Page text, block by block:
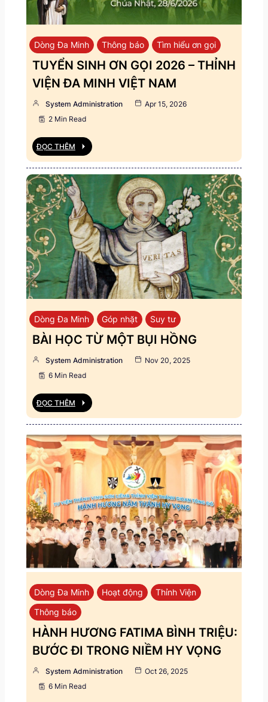
Dòng Đa Minh Thông báo Tìm hiểu ơn gọi
TUYỂN SINH ƠN GỌI 2026 – THỈNH
VIỆN ĐA MINH VIỆT NAM
System Administration
Apr 15, 2026
2 Min Read
ĐỌC THÊM
Dòng Đa Minh Góp nhặt Suy tư
BÀI HỌC TỪ MỘT BỤI HỒNG
System Administration
Nov 20, 2025
6 Min Read
ĐỌC THÊM
Dòng Đa Minh Hoạt động
Thỉnh Viện
Thông báo
HÀNH HƯƠNG FATIMA BÌNH TRIỆU:
BƯỚC ĐI TRONG NIỀM HY VỌNG
System Administration
Oct 26, 2025
6 Min Read